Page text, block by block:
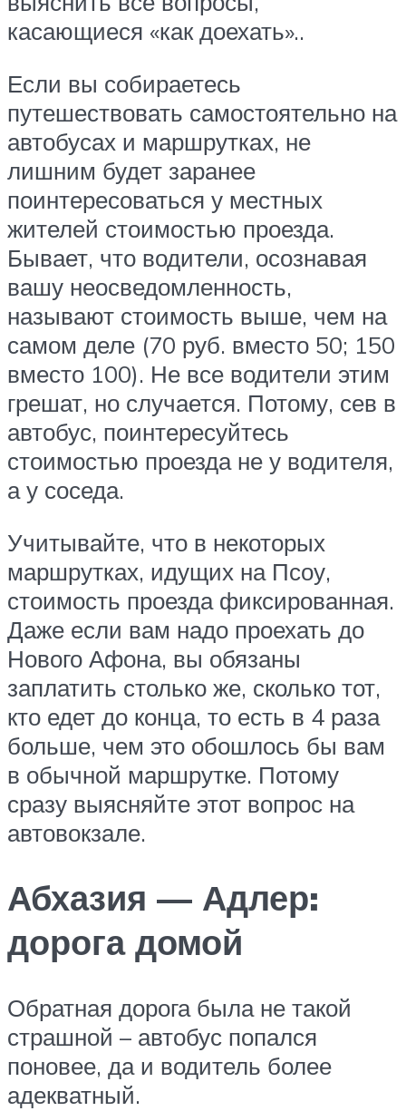
касающиеся «как доехать»..
Если вы собираетесь
путешествовать самостоятельно на
автобусах и маршрутках, не
лишним будет заранее
поинтересоваться у местных
жителей стоимостью проезда.
Бывает, что водители, осознавая
вашу неосведомленность,
называют стоимость выше, чем на
самом деле (70 руб. вместо 50; 150
вместо 100). Не все водители этим
грешат, но случается. Потому, сев в
автобус, поинтересуйтесь
стоимостью проезда не у водителя,
а у соседа.
Учитывайте, что в некоторых
маршрутках, идущих на Псоу,
стоимость проезда фиксированная.
Даже если вам надо проехать до
Нового Афона, вы обязаны
заплатить столько же, сколько тот,
кто едет до конца, то есть в 4 раза
больше, чем это обошлось бы вам
в обычной маршрутке. Потому
сразу выясняйте этот вопрос на
автовокзале.
Абхазия — Адлер:
дорога домой
Обратная дорога была не такой
страшной – автобус попался
поновее, да и водитель более
адекватный.